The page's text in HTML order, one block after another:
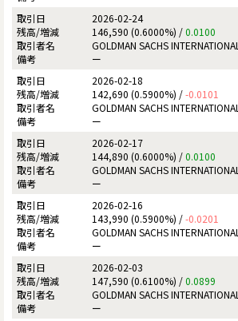
2026-02-24
146,590 (0.6000%) /0.0100
GOLDMAN SACHS INTERNATIONAL
ー
2026-02-18
142,690 (0.5900%) /-0.0101
GOLDMAN SACHS INTERNATIONAL
ー
2026-02-17
144,890 (0.6000%) /0.0100
GOLDMAN SACHS INTERNATIONAL
ー
2026-02-16
143,990 (0.5900%) /-0.0201
GOLDMAN SACHS INTERNATIONAL
ー
2026-02-03
147,590 (0.6100%) /0.0899
GOLDMAN SACHS INTERNATIONAL
ー